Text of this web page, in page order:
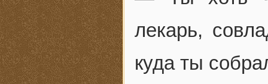
лекарь,
куда ты